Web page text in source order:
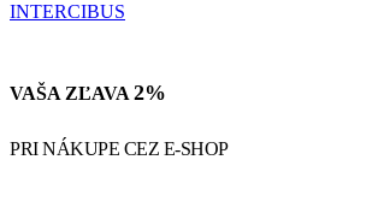
INTERCIBUS
VAŠA ZĽAVA 2%
PRI NÁKUPE CEZ E-SHOP